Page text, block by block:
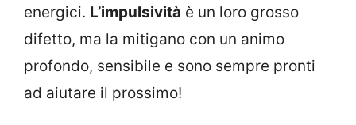
energici. L’impulsività è un loro grosso
difetto, ma la mitigano con un animo
profondo, sensibile e sono sempre pronti
ad aiutare il prossimo!